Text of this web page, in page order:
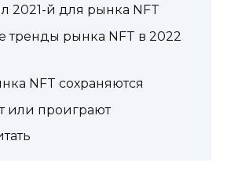
2021-й для рынка NFT
тренды рынка NFT в 2022
NFT сохраняются
или проиграют